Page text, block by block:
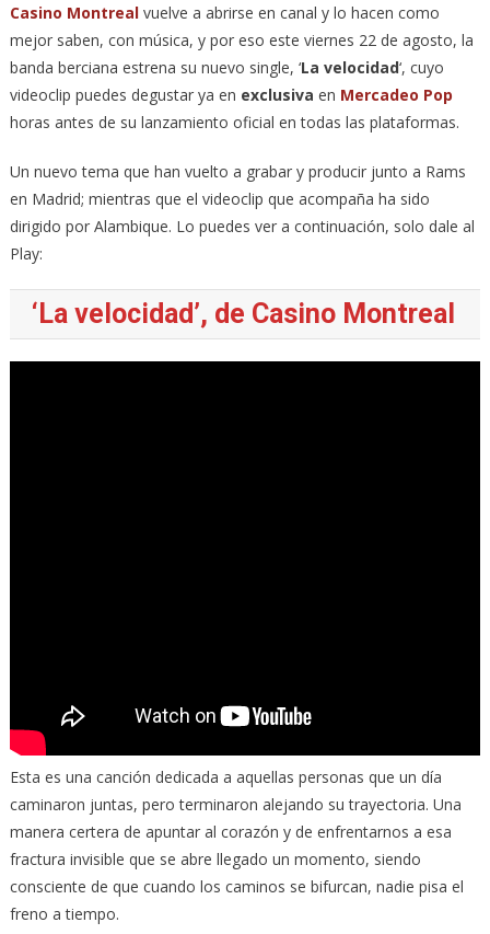
Casino Montrealvuelve a abrirse en canal y lo hacen como
mejor saben, con música, y por eso este viernes 22 de agosto, la
banda berciana estrena su nuevo single, ‘La velocidad‘, cuyo
videoclip puedes degustar ya en exclusiva en Mercadeo Pop
horas antes de su lanzamiento oficial en todas las plataformas.
Un nuevo tema que han vuelto a grabar y producir junto a Rams
en Madrid; mientras que el videoclip que acompaña ha sido
dirigido por Alambique. Lo puedes ver a continuación, solo dale al
Play:
‘La velocidad’, de Casino Montreal
Esta es una canción dedicada a aquellas personas que un día
caminaron juntas, pero terminaron alejando su trayectoria. Una
manera certera de apuntar al corazón y de enfrentarnos a esa
fractura invisible que se abre llegado un momento, siendo
consciente de que cuando los caminos se bifurcan, nadie pisa el
freno a tiempo.